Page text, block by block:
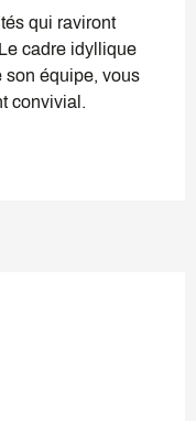
qui raviront
cadre idyllique
son équipe, vous
convivial.